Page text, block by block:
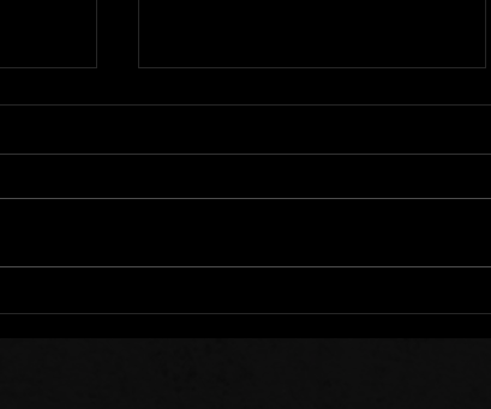
Nous Trébuchons Tous